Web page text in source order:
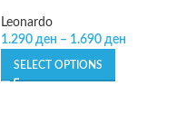
Leonardo
1.290 ден – 1.690 ден
SELECT OPTIONS